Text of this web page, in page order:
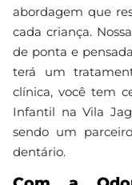
abordagem que
cada criança.
de ponta e
terá um
clínica, você tem
Infantil na Vila
sendo um
dentário.